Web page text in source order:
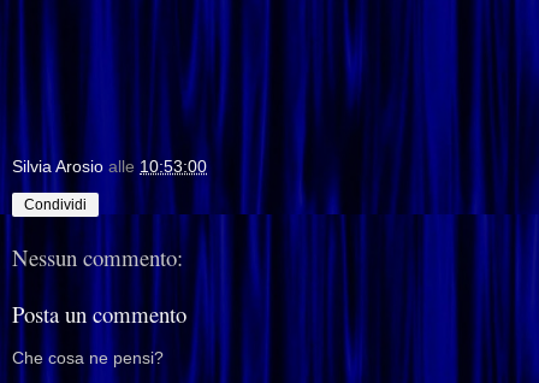
Silvia Arosio alle 10:53:00
Condividi
Nessun commento:
Posta un commento
Che cosa ne pensi?